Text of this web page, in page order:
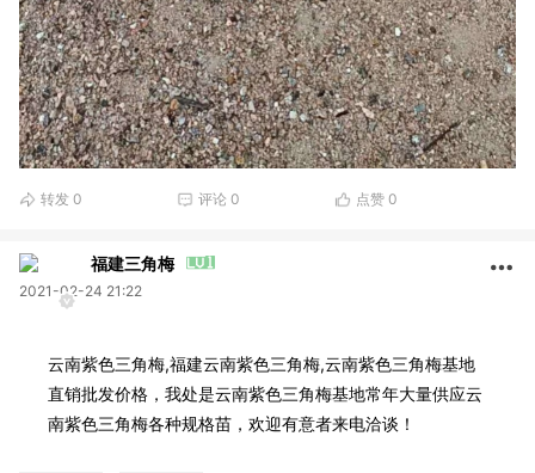
转发 0 评论 0 点赞 0
福建三角梅
2021-02-24 21:22
云南紫色三角梅,福建云南紫色三角梅,云南紫色三角梅基地
直销批发价格，我处是云南紫色三角梅基地常年大量供应云
南紫色三角梅各种规格苗，欢迎有意者来电洽谈！